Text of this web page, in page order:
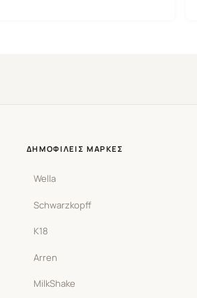
ΔΗΜΟΦΙΛΕΊΣ ΜΆΡΚΕΣ
Wella
Schwarzkopff
K18
Arren
MilkShake